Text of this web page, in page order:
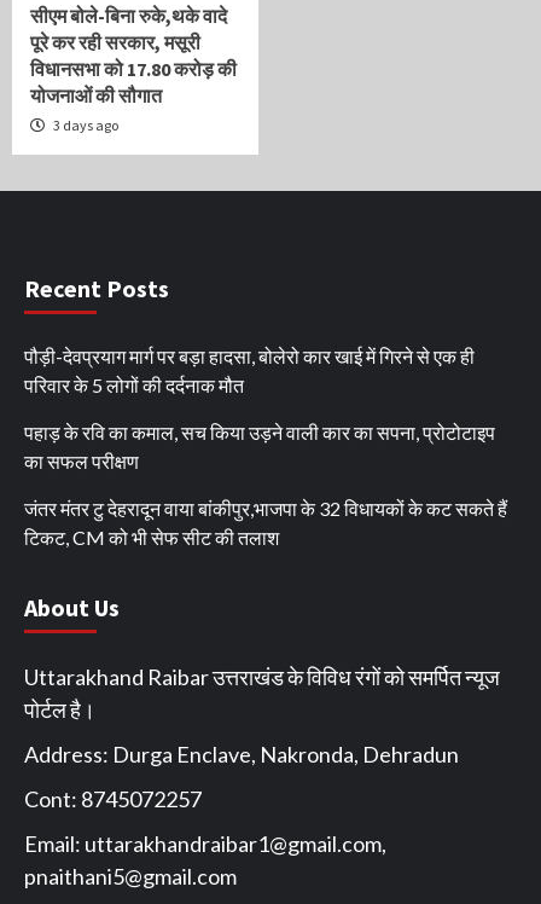
सीएम बोले-बिना रुके,थके वादे
पूरे कर रही सरकार, मसूरी
विधानसभा को 17.80 करोड़ की
योजनाओं की सौगात
3 days ago
Recent Posts
पौड़ी-देवप्रयाग मार्ग पर बड़ा हादसा, बोलेरो कार खाई में गिरने से एक ही
परिवार के 5 लोगों की दर्दनाक मौत
पहाड़ के रवि का कमाल, सच किया उड़ने वाली कार का सपना, प्रोटोटाइप
का सफल परीक्षण
जंतर मंतर टु देहरादून वाया बांकीपुर,भाजपा के 32 विधायकों के कट सकते हैं
टिकट, CM को भी सेफ सीट की तलाश
About Us
Uttarakhand Raibar उत्तराखंड के विविध रंगों को समर्पित न्यूज
पोर्टल है।
Address: Durga Enclave, Nakronda, Dehradun
Cont: 8745072257
Email: uttarakhandraibar1@gmail.com,
pnaithani5@gmail.com